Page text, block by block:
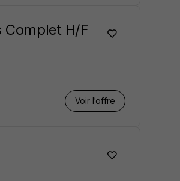
Complet H/F
Voir l’offre